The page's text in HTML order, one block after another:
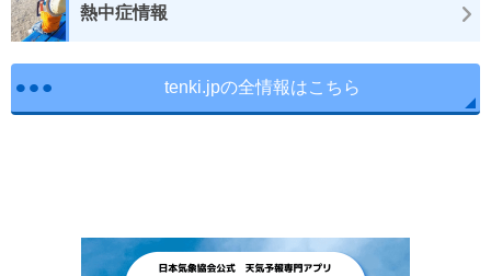
熱中症情報
tenki.jpの全情報はこちら